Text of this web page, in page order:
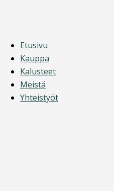
Etusivu
Kauppa
Kalusteet
Meistä
Yhteistyöt